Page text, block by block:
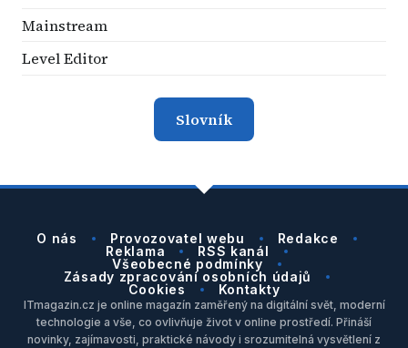
Mainstream
Level Editor
Slovník
O nás Provozovatel webu
Redakce
Reklama
RSS kanál
Všeobecné podmínky
Zásady zpracování osobních údajů
Cookies
Kontakty
ITmagazin.cz je online magazín zaměřený na digitální svět, moderní
technologie a vše, co ovlivňuje život v online prostředí. Přináší
novinky, zajímavosti, praktické návody i srozumitelná vysvětlení z